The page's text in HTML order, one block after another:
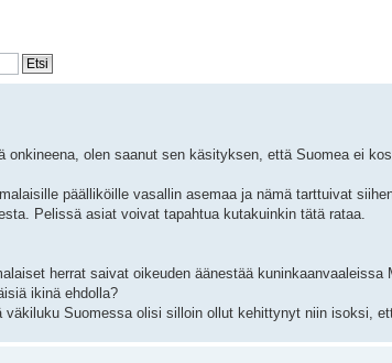
onkineena, olen saanut sen käsityksen, että Suomea ei
päälliköille vasallin asemaa ja nämä tarttuivat
Pelissä asiat voivat tapahtua kutakuinkin tätä rataa.
herrat saivat oikeuden äänestää
ikinä ehdolla?
Suomessa olisi silloin ollut kehittynyt niin isoksi,